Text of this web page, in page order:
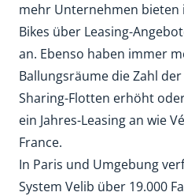
mehr Unternehmen
Bikes über Leasing-
an. Ebenso haben immer
Ballungsräume die Zahl
Sharing-Flotten erhöht
ein Jahres-Leasing an wie
France.
In Paris und Umgebung
System Velib über 19.000